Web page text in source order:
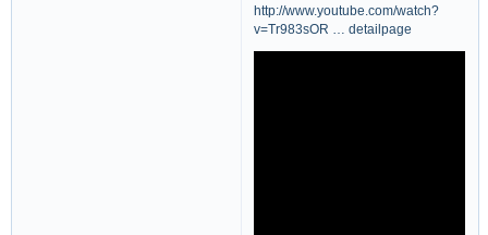
http://www.youtube.com/watch?
v=Tr983sOR … detailpage